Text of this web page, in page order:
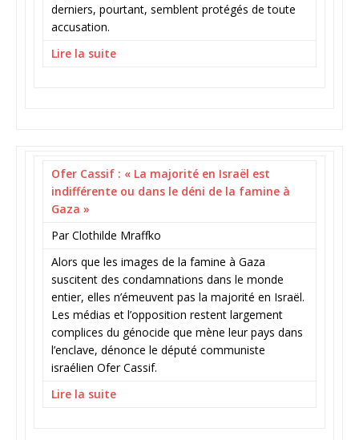
derniers, pourtant, semblent protégés de toute
accusation.
Lire la suite
Ofer Cassif : « La majorité en Israël est
indifférente ou dans le déni de la famine à
Gaza »
Par Clothilde Mraffko
Alors que les images de la famine à Gaza
suscitent des condamnations dans le monde
entier, elles n’émeuvent pas la majorité en Israël.
Les médias et l’opposition restent largement
complices du génocide que mène leur pays dans
l’enclave, dénonce le député communiste
israélien Ofer Cassif.
Lire la suite